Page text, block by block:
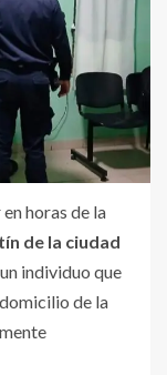
horas de la
de la ciudad
individuo que
de la